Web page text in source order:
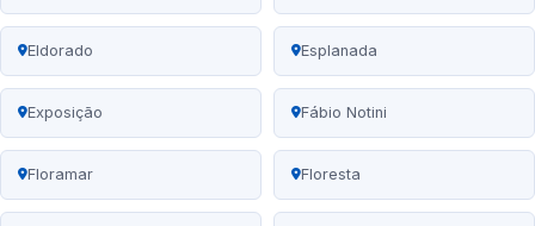
Eldorado Esplanada
Exposição Fábio Notini
Floramar Floresta